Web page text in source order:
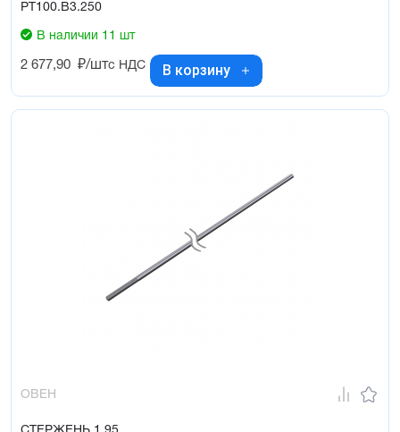
РТ100.В3.250
В наличии 11 шт
2 677,90 ₽/штс НДС В корзину
ОВЕН